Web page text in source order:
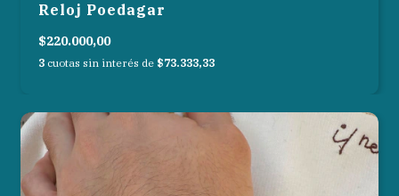
Reloj Poedagar
$220.000,00
3 cuotas sin interés de $73.333,33